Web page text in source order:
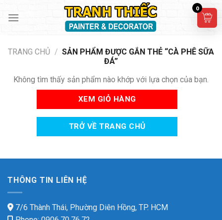
TRANG CHỦ / SẢN PHẨM ĐƯỢC GẮN THẺ “CÀ PHÊ SỮA
ĐÁ”
Không tìm thấy sản phẩm nào khớp với lựa chọn của bạn.
XEM GIỎ HÀNG
TRỞ VỀ TRANG CHỦ
THÔNG TIN LIÊN HỆ
7/6 Thành Thái, Phường Diên Hồng, TP. HCM
0